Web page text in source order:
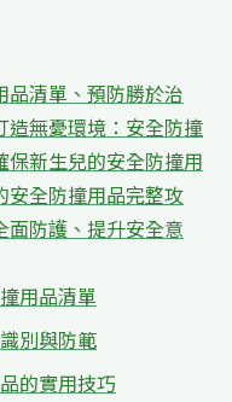
品清單、預防勝於治
造無憂環境：安全防撞
保新生兒的安全防撞用
安全防撞用品完整攻
面防護、提升安全意
用品清單
別與防範
的實用技巧